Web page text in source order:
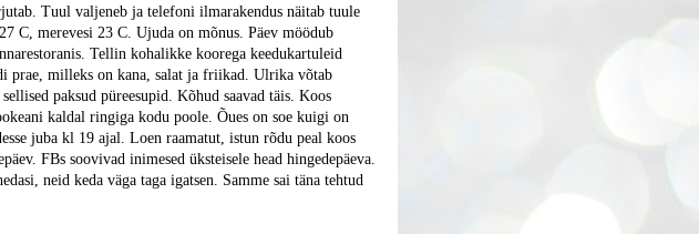
Tuul valjeneb ja telefoni ilmarakendus näitab tuule
C, merevesi 23 C. Ujuda on mõnus. Päev möödub
Tellin kohalikke koorega keedukartuleid
prae, milleks on kana, salat ja friikad. Ulrika võtab
paksud püreesupid. Kõhud saavad täis. Koos
kaldal ringiga kodu poole. Õues on soe kuigi on
juba kl 19 ajal. Loen raamatut, istun rõdu peal koos
FBs soovivad inimesed üksteisele head hingedepäeva.
neid keda väga taga igatsen. Samme sai täna tehtud